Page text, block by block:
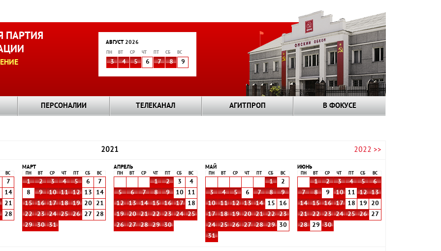
ПАРТИЯ
АВГУСТ 2026
ПН ВТ СР ЧТ СБ ВС
3 4 5 6 7 8 9
ПЕРСОНАЛИИ ТЕЛЕКАНАЛ АГИТПРОП В ФОКУСЕ
2021 2022 >>
ВС
7
14
21
28
МАРТ
ПН ВТ СР ЧТ СБ ВС
1 2 3 4 5 6
7
8
9 10 11 12 13
14
15
16 17 18 19 20
21
22
23 24 25 26 27
28
29
30 31
АПРЕЛЬ
ПН ВТ СР ЧТ СБ ВС
1 2 3
4
5
6 7 8 9 10
11
12
13 14 15 16 17
18
19
20 21 22 23 24
25
26
27 28 29 30
МАЙ
ПН ВТ СР ЧТ СБ ВС
1
2
3
4 5 6 7 8
9
10
11 12 13 14 15
16
17
18 19 20 21 22
23
24
25 26 27 28 29
30
31
ИЮНЬ
ПН ВТ СР ЧТ СБ ВС
1 2 3 4 5
6
7
8 9 10 11 12
13
14
15 16 17 18 19
20
21
22 23 24 25 26
27
28
29 30